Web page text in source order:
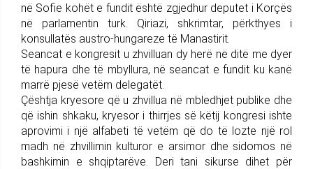
në Sofie kohët e fundit është zgjedhur deputet i Korçës
në parlamentin turk. Qiriazi, shkrimtar, përkthyes i
konsullatës austro-hungareze të Manastirit.
Seancat e kongresit u zhvilluan dy herë në ditë me dyer
të hapura dhe të mbyllura, në seancat e fundit ku kanë
marrë pjesë vetëm delegatët.
Çështja kryesore që u zhvillua në mbledhjet publike dhe
që ishin shkaku, kryesor i thirrjes së këtij kongresi ishte
aprovimi i një alfabeti të vetëm që do të lozte një rol
madh në zhvillimin kulturor e arsimor dhe sidomos në
bashkimin e shqiptarëve. Deri tani sikurse dihet për